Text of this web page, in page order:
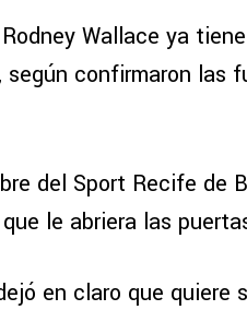
Wallace ya
según confirmaron
del Sport Recife de
le abriera las
en claro que quiere